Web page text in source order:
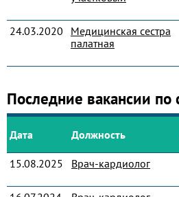
24.03.2020
Медицинская сестра
палатная
Последние вакансии по
Дата Должность
15.08.2025 Врач-кардиолог